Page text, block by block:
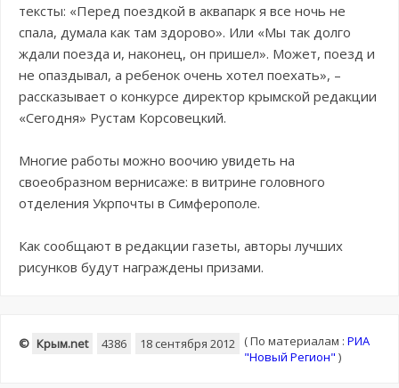
тексты: «Перед поездкой в аквапарк я все ночь не
спала, думала как там здорово». Или «Мы так долго
ждали поезда и, наконец, он пришел». Может, поезд и
не опаздывал, а ребенок очень хотел поехать», –
рассказывает о конкурсе директор крымской редакции
«Сегодня» Рустам Корсовецкий.
Многие работы можно воочию увидеть на
своеобразном вернисаже: в витрине головного
отделения Укрпочты в Симферополе.
Как сообщают в редакции газеты, авторы лучших
рисунков будут награждены призами.
© Крым.net 4386 18 сентября 2012 (По материалам : РИА
"Новый Регион" )